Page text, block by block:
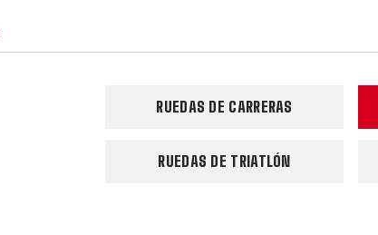
RUEDAS DE CARRERAS
RUEDAS DE TRIATLÓN